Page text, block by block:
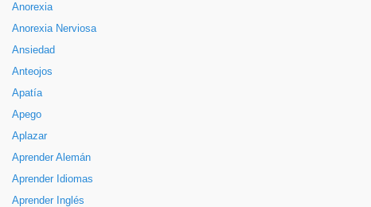
Anorexia
Anorexia Nerviosa
Ansiedad
Anteojos
Apatía
Apego
Aplazar
Aprender Alemán
Aprender Idiomas
Aprender Inglés